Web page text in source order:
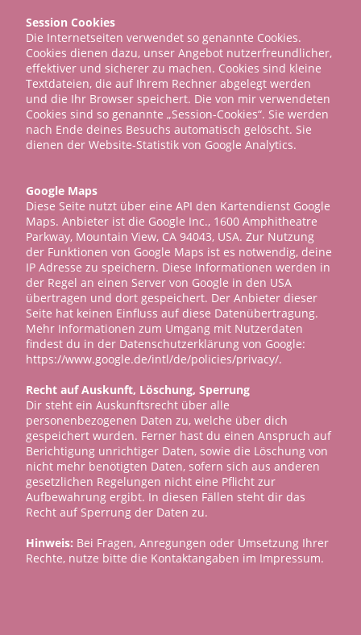
Session Cookies
Die Internetseiten verwendet so genannte Cookies.
Cookies dienen dazu, unser Angebot nutzerfreundlicher,
effektiver und sicherer zu machen. Cookies sind kleine
Textdateien, die auf Ihrem Rechner abgelegt werden
und die Ihr Browser speichert. Die von mir verwendeten
Cookies sind so genannte „Session-Cookies“. Sie werden
nach Ende deines Besuchs automatisch gelöscht. Sie
dienen der Website-Statistik von Google Analytics.
Google Maps
Diese Seite nutzt über eine API den Kartendienst Google
Maps. Anbieter ist die Google Inc., 1600 Amphitheatre
Parkway, Mountain View, CA 94043, USA. Zur Nutzung
der Funktionen von Google Maps ist es notwendig, deine
IP Adresse zu speichern. Diese Informationen werden in
der Regel an einen Server von Google in den USA
übertragen und dort gespeichert. Der Anbieter dieser
Seite hat keinen Einfluss auf diese Datenübertragung.
Mehr Informationen zum Umgang mit Nutzerdaten
findest du in der Datenschutzerklärung von Google:
https://www.google.de/intl/de/policies/privacy/.
Recht auf Auskunft, Löschung, Sperrung
Dir steht ein Auskunftsrecht über alle
personenbezogenen Daten zu, welche über dich
gespeichert wurden. Ferner hast du einen Anspruch auf
Berichtigung unrichtiger Daten, sowie die Löschung von
nicht mehr benötigten Daten, sofern sich aus anderen
gesetzlichen Regelungen nicht eine Pflicht zur
Aufbewahrung ergibt. In diesen Fällen steht dir das
Recht auf Sperrung der Daten zu.
Hinweis: Bei Fragen, Anregungen oder Umsetzung Ihrer
Rechte, nutze bitte die Kontaktangaben im Impressum.